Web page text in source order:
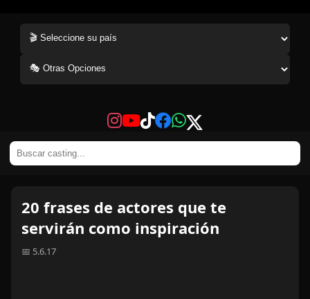
20 frases de actores que te
servirán como inspiración
📅 5.6.17